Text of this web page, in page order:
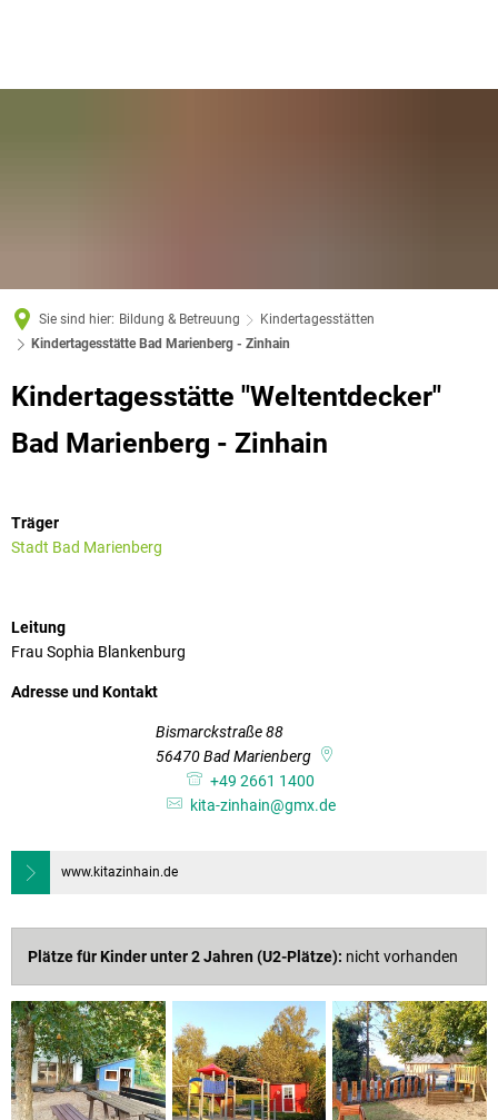
Sie sind hier: Bildung & Betreuung
Kindertagesstätten
Kindertagesstätte Bad Marienberg - Zinhain
Kindertagesstätte
Bad
Zinhain
Kindertagesstätte "Weltentdecker"
Bad Marienberg - Zinhain
Träger
Stadt Bad Marienberg
Leitung
Frau Sophia Blankenburg
Adresse und Kontakt
Bismarckstraße 88
56470 Bad Marienberg
+49 2661 1400
kita-zinhain@gmx.de
www.kitazinhain.de
Plätze für Kinder unter 2 Jahren (U2-Plätze): nicht vorhanden